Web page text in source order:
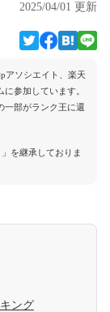
2025/04/01 更新
アソシエイト、楽天
参加しています。
一部がランク王に還
を継承しておりま
ング